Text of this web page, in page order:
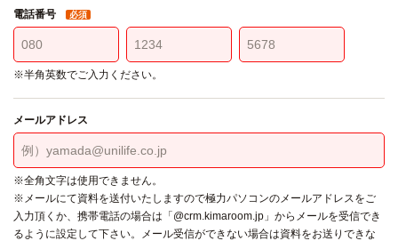
電話番号 必須
※半角英数でご入力ください。
メールアドレス
※全角文字は使用できません。
※メールにて資料を送付いたしますので極力パソコンのメールアドレスをご
入力頂くか、携帯電話の場合は「@crm.kimaroom.jp」からメールを受信でき
るように設定して下さい。メール受信ができない場合は資料をお送りできな